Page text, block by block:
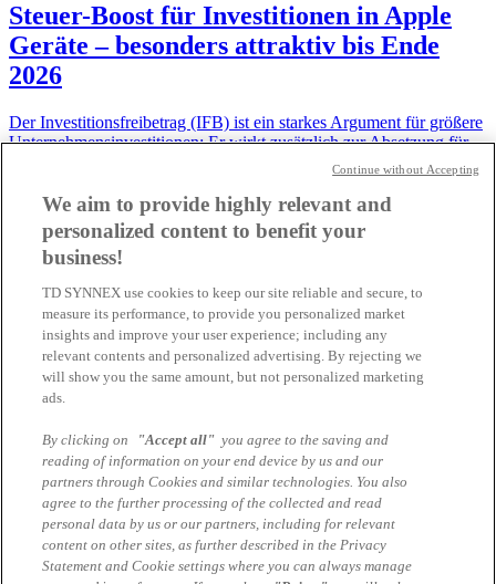
Steuer-Boost für Investitionen in Apple
Geräte – besonders attraktiv bis Ende
2026
Der Investitionsfreibetrag (IFB) ist ein starkes Argument für größere
Unternehmensinvestitionen: Er wirkt zusätzlich zur Absetzung für
Abnutzung (AfA) als extra Betriebsausgabe und sen...
18.02.2026 | Jakob Knabel
HP Printing Cashback “OfficeJetPro”
Profitieren Sie von einem Cashback zwischen 30 EUR und 50
EUR!
01.02.2026 | Yunus Sarikaya
Die Eaton Power Weeks sind gestartet –
mehr Sicherheit für Ihre IT!
Zuverlässige und effiziente Stromversorgung spielt eine zentrale
Rolle in jeder modernen IT-Umgebung. Unterbrechungsfreie
Stromversorgung (USV) bietet hier maximale Sicherheit und
zuverlässigen ...
21.01.2026 | Gerhard Fellmann
We aim to provide highly relevant and
personalized content to benefit your
business!
TD SYNNEX use cookies to keep our site reliable and secure, to
measure its performance, to provide you personalized market
insights and improve your user experience; including any
relevant contents and personalized advertising. By rejecting we
will show you the same amount, but not personalized marketing
ads.
By clicking on "Accept all" you agree to the saving and
reading of information on your end device by us and our
partners through Cookies and similar technologies. You also
agree to the further processing of the collected and read
personal data by us or our partners, including for relevant
content on other sites, as further described in the Privacy
Statement and Cookie settings where you can always manage
Continue without Accepting